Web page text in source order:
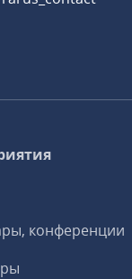
конференции